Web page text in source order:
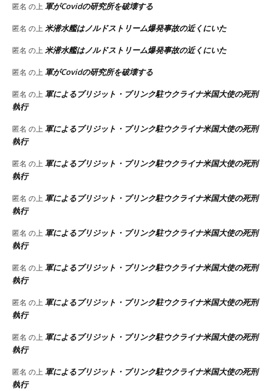
匿名 の上軍がCovidの研究所を破壊する
匿名 の上米潜水艦はノルドストリーム爆発事故の近くにいた
匿名 の上米潜水艦はノルドストリーム爆発事故の近くにいた
匿名 の上軍がCovidの研究所を破壊する
匿名 の上軍によるブリジット・ブリンク駐ウクライナ米国大使の死刑
執行
匿名 の上軍によるブリジット・ブリンク駐ウクライナ米国大使の死刑
執行
匿名 の上軍によるブリジット・ブリンク駐ウクライナ米国大使の死刑
執行
匿名 の上軍によるブリジット・ブリンク駐ウクライナ米国大使の死刑
執行
匿名 の上軍によるブリジット・ブリンク駐ウクライナ米国大使の死刑
執行
匿名 の上軍によるブリジット・ブリンク駐ウクライナ米国大使の死刑
執行
匿名 の上軍によるブリジット・ブリンク駐ウクライナ米国大使の死刑
執行
匿名 の上軍によるブリジット・ブリンク駐ウクライナ米国大使の死刑
執行
匿名 の上軍によるブリジット・ブリンク駐ウクライナ米国大使の死刑
執行